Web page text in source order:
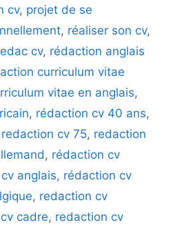
cv, projet de se
, réaliser son cv,
cv, rédaction anglais
curriculum vitae
vitae en anglais,
, rédaction cv 40 ans,
redaction cv 75, redaction
, rédaction cv
anglais, rédaction cv
, redaction cv
cadre, redaction cv